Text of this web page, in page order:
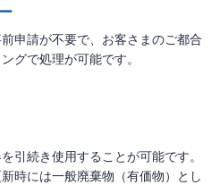
申請が不要で、お客さまのご都合
グで処理が可能です。
引続き使用することが可能です。
時には一般廃棄物（有価物）とし